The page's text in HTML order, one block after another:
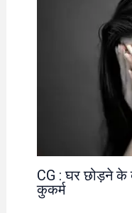
CG : घर छोड़ने के
कुकर्म